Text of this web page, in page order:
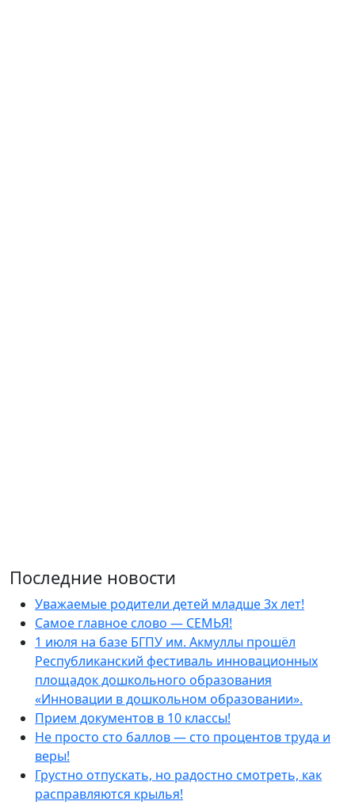
Последние новости
Уважаемые родители детей младше 3х лет!
Самое главное слово — СЕМЬЯ!
1 июля на базе БГПУ им. Акмуллы прошёл
Республиканский фестиваль инновационных
площадок дошкольного образования
«Инновации в дошкольном образовании».
Прием документов в 10 классы!
Не просто сто баллов — сто процентов труда и
веры!
Грустно отпускать, но радостно смотреть, как
расправляются крылья!